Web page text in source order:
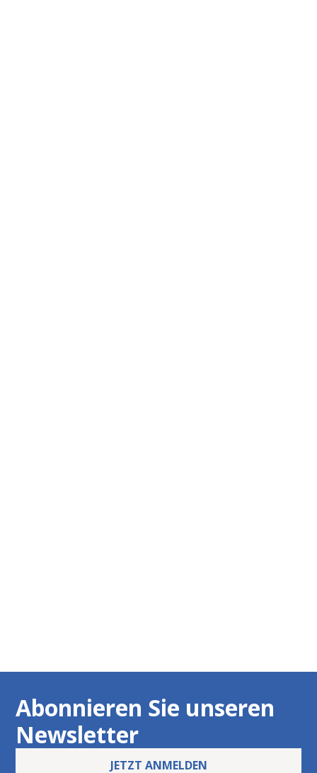
Abonnieren Sie unseren
Newsletter
JETZT ANMELDEN